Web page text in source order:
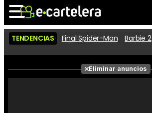
Noticias Cartelera
TENDENCIAS Final Spider-Man Barbie 2
Eliminar anuncios